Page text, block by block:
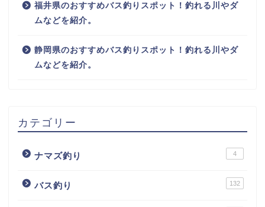
福井県のおすすめバス釣りスポット！釣れる川やダ
ムなどを紹介。
静岡県のおすすめバス釣りスポット！釣れる川やダ
ムなどを紹介。
カテゴリー
ナマズ釣り 4
バス釣り 132